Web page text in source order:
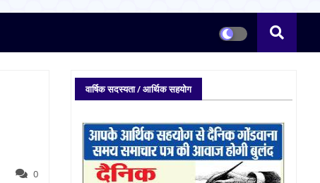
0
वार्षिक सदस्यता / आर्थिक सहयोग